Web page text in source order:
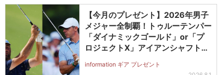
【今月のプレゼント】2026年男子
メジャー全制覇！トゥルーテンパー
「ダイナミックゴールド」or「プ
ロジェクトX」アイアンシャフト
ットを抽選で2名に！
information ギア プレゼント